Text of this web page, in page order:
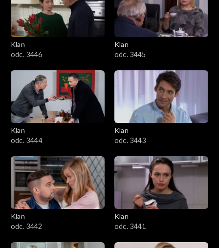
Klan
odc. 3446
Klan
odc. 3445
Klan
odc. 3444
Klan
odc. 3443
Klan
odc. 3442
Klan
odc. 3441